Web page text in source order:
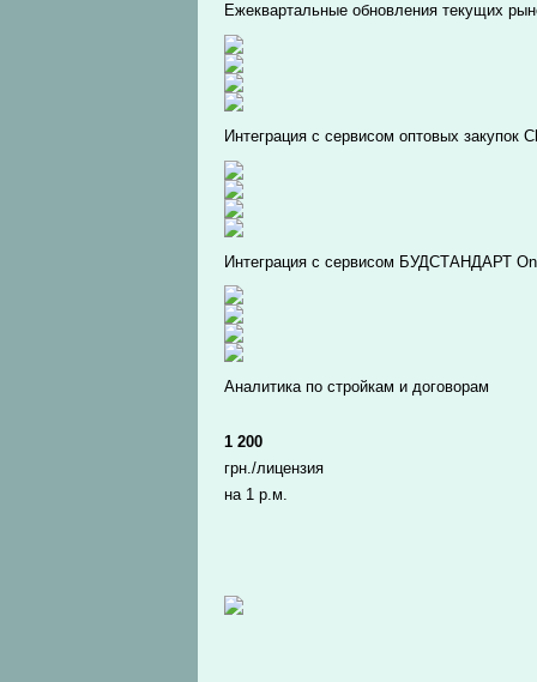
Ежеквартальные обновления текущих
Интеграция с сервисом оптовых закупок
Интеграция с сервисом БУДСТАНДАРТ
Аналитика по стройкам и договорам
1 200
грн./лицензия
на 1 р.м.